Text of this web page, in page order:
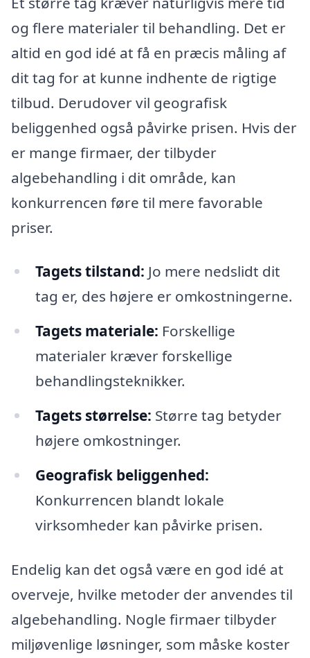
og flere materialer til behandling. Det er
altid en god idé at få en præcis måling af
dit tag for at kunne indhente de rigtige
tilbud. Derudover vil geografisk
beliggenhed også påvirke prisen. Hvis der
er mange firmaer, der tilbyder
algebehandling i dit område, kan
konkurrencen føre til mere favorable
priser.
Tagets tilstand: Jo mere nedslidt dit
tag er, des højere er omkostningerne.
Tagets materiale: Forskellige
materialer kræver forskellige
behandlingsteknikker.
Tagets størrelse: Større tag betyder
højere omkostninger.
Geografisk beliggenhed:
Konkurrencen blandt lokale
virksomheder kan påvirke prisen.
Endelig kan det også være en god idé at
overveje, hvilke metoder der anvendes til
algebehandling. Nogle firmaer tilbyder
miljøvenlige løsninger, som måske koster